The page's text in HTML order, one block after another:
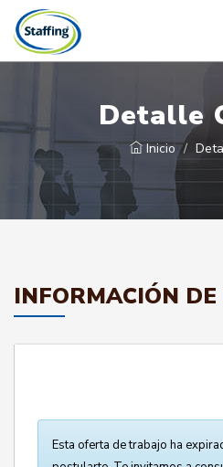
Detalle
Inicio
INFORMACIÓN
Esta oferta de trabajo ha